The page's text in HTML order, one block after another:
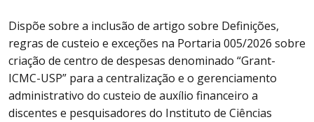
Dispõe sobre a inclusão de artigo sobre Definições,
regras de custeio e exceções na Portaria 005/2026 sobre
criação de centro de despesas denominado “Grant-
ICMC-USP” para a centralização e o gerenciamento
administrativo do custeio de auxílio financeiro a
discentes e pesquisadores do Instituto de Ciências